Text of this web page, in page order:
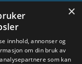
×
innhold, annonser og
om din bruk av
som kan